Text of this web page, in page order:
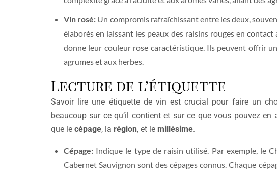
Vin rosé: Un compromis rafraîchissant entre les deux,
élaborés en laissant les peaux des raisins rouges en
donne leur couleur rose caractéristique. Ils peuvent offrir
agrumes et aux herbes.
Lecture de l’étiquette
Savoir lire une étiquette de vin est crucial pour faire un
beaucoup sur ce qu’il contient et sur ce que vous pouvez
que le cépage, la région, et le millésime.
Cépage: Indique le type de raisin utilisé. Par exemple, le
Cabernet Sauvignon sont des cépages connus. Chaque